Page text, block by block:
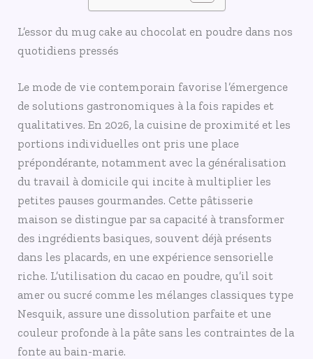
L’essor du mug cake au chocolat en poudre dans nos
quotidiens pressés
Le mode de vie contemporain favorise l’émergence
de solutions gastronomiques à la fois rapides et
qualitatives. En 2026, la cuisine de proximité et les
portions individuelles ont pris une place
prépondérante, notamment avec la généralisation
du travail à domicile qui incite à multiplier les
petites pauses gourmandes. Cette pâtisserie
maison se distingue par sa capacité à transformer
des ingrédients basiques, souvent déjà présents
dans les placards, en une expérience sensorielle
riche. L’utilisation du cacao en poudre, qu’il soit
amer ou sucré comme les mélanges classiques type
Nesquik, assure une dissolution parfaite et une
couleur profonde à la pâte sans les contraintes de la
fonte au bain-marie.